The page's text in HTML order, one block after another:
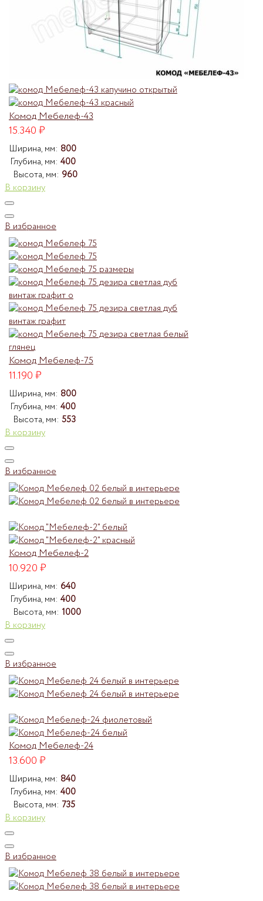
Комод Мебелеф-43
15.340₽
Ширина, мм: 800
Глубина, мм: 400
Высота, мм: 960
В корзину
В избранное
Комод Мебелеф-75
11.190₽
Ширина, мм: 800
Глубина, мм: 400
Высота, мм: 553
В корзину
В избранное
Комод Мебелеф-2
10.920₽
Ширина, мм: 640
Глубина, мм: 400
Высота, мм: 1000
В корзину
В избранное
Комод Мебелеф-24
13.600₽
Ширина, мм: 840
Глубина, мм: 400
Высота, мм: 735
В корзину
В избранное